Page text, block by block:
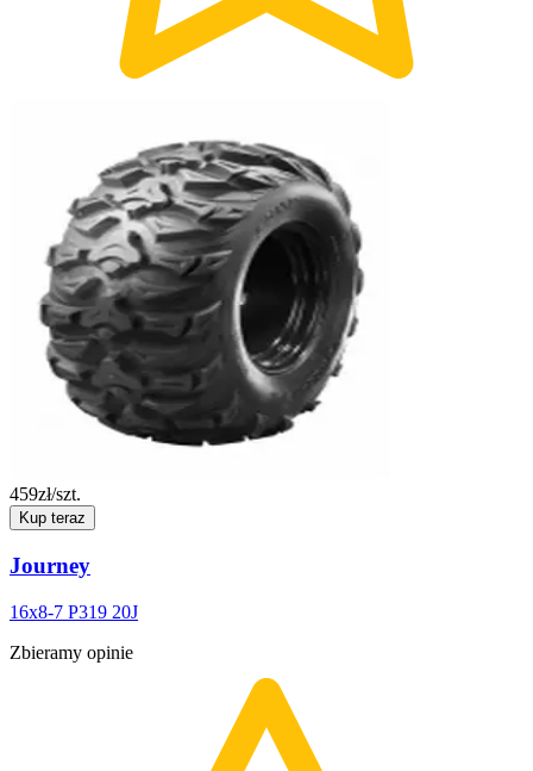
459zł/szt.
Kup teraz
Journey
16x8-7 P319 20J
Zbieramy opinie